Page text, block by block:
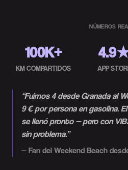
NÚMEROS
100K+
KM COMPARTIDOS APP
“Fuimos 4 desde Granada al
9 € por persona en gasolina.
se llenó pronto — pero con
sin problema.”
— Fan del Weekend Beach